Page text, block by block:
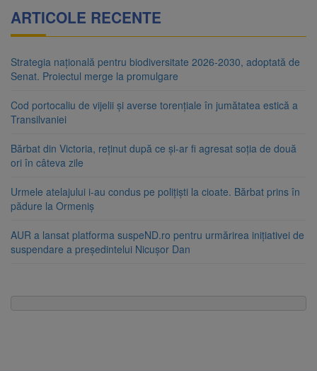
ARTICOLE RECENTE
Strategia națională pentru biodiversitate 2026-2030, adoptată de
Senat. Proiectul merge la promulgare
Cod portocaliu de vijelii și averse torențiale în jumătatea estică a
Transilvaniei
Bărbat din Victoria, reținut după ce și-ar fi agresat soția de două
ori în câteva zile
Urmele atelajului i-au condus pe polițiști la cioate. Bărbat prins în
pădure la Ormeniș
AUR a lansat platforma suspeND.ro pentru urmărirea inițiativei de
suspendare a președintelui Nicușor Dan